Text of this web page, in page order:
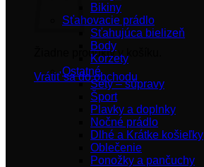
Žiadne produkty v košíku.
Vrátiť sa do obchodu
Bikiny
Sťahovacie prádlo
Sťahujúca bielizeň
Body
Korzety
Ostatné
Sety – súpravy
Šport
Plavky a doplnky
Nočné prádlo
Dlhé a Krátke košieľky
Oblečenie
Ponožky a pančuchy